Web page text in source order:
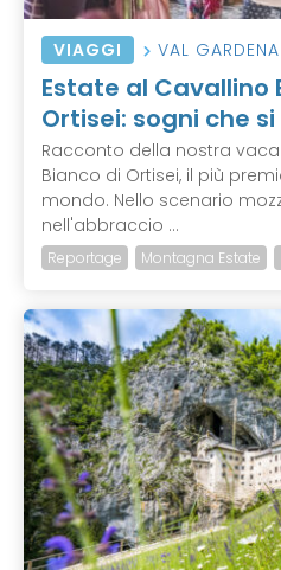
VIAGGI VAL GARDENA
Estate al Cavallino
Ortisei: sogni che
Racconto della nostra
Bianco di Ortisei, il più
mondo. Nello scenario
nell'abbraccio ...
Reportage Montagna Estate